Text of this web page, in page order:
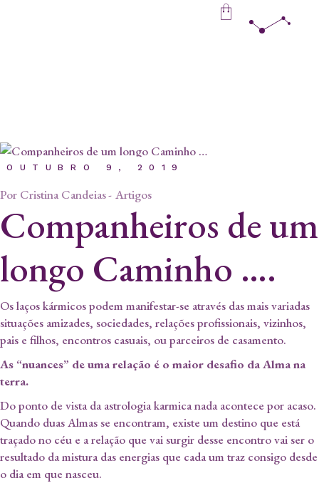
OUTUBRO 9, 2019
Por Cristina Candeias Artigos
Companheiros de um
longo Caminho ….
Os laços kármicos podem manifestar-se através das mais variadas
situações amizades, sociedades, relações profissionais, vizinhos,
pais e filhos, encontros casuais, ou parceiros de casamento.
As “nuances” de uma relação é o maior desafio da Alma na
terra.
Do ponto de vista da astrologia karmica nada acontece por acaso.
Quando duas Almas se encontram, existe um destino que está
traçado no céu e a relação que vai surgir desse encontro vai ser o
resultado da mistura das energias que cada um traz consigo desde
o dia em que nasceu.